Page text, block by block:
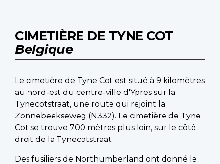
CIMETIÈRE DE TYNE COT
Belgique
Le cimetière de Tyne Cot est situé à 9 kilomètres
au nord-est du centre-ville d'Ypres sur la
Tynecotstraat, une route qui rejoint la
Zonnebeekseweg (N332). Le cimetière de Tyne
Cot se trouve 700 mètres plus loin, sur le côté
droit de la Tynecotstraat.
Des fusiliers de Northumberland ont donné le